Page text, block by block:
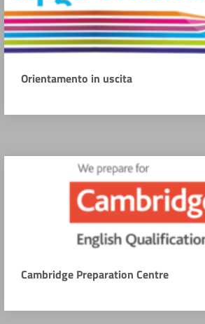
Orientamento in uscita
Cambridge Preparation Centre